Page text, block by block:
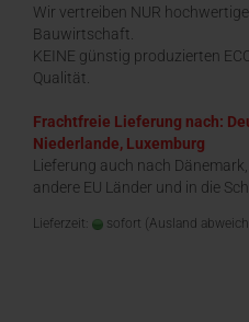
Wir vertreiben NUR
Bauwirtschaft.
KEINE günstig produzierten
Qualität.
Frachtfreie Lieferung nach:
Niederlande, Luxemburg
Lieferung auch nach
andere EU Länder und in die
Lieferzeit: sofort (Ausland